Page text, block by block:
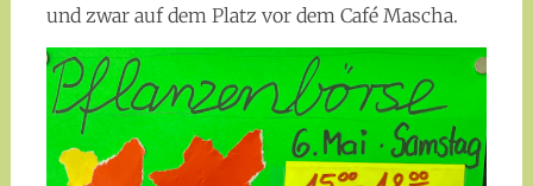
und zwar auf dem Platz vor dem Café Mascha.